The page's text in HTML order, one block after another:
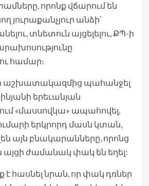
որոնք վճարում են
յուրաքանչյուր անձի՝
տնետուն այցելելու, ՔՊ-ի
համար։
աշխատակազմից պահանջել
երեւանյան
«մասսովկա» ապահովել,
երկրորդ մասն կտան,
այն բնակարանները, որոնց
այցի ժամանակ փակ են եղել:
է հասնել նրան, որ փակ դռներ